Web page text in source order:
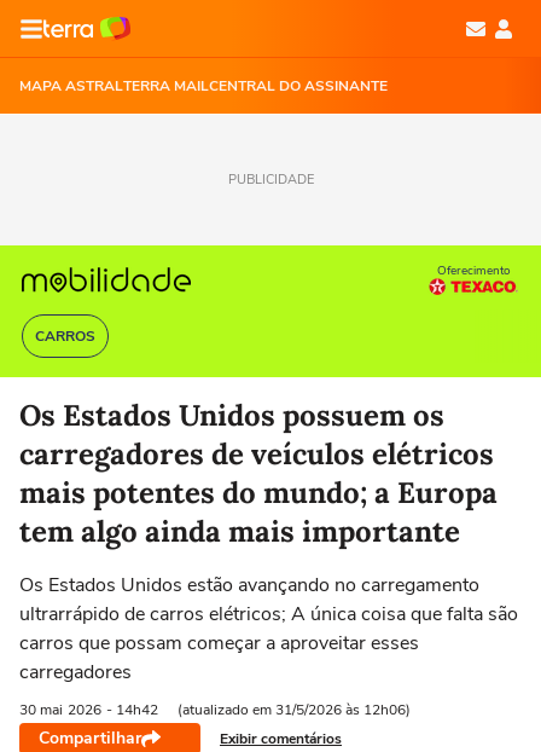
MAPA ASTRALTERRA MAILCENTRAL DO ASSINANTE
PUBLICIDADE
CARROS
Oferecimento
Os Estados Unidos possuem os
carregadores de veículos elétricos
mais potentes do mundo; a Europa
tem algo ainda mais importante
Os Estados Unidos estão avançando no carregamento
ultrarrápido de carros elétricos; A única coisa que falta são
carros que possam começar a aproveitar esses
carregadores
30 mai 2026 - 14h42 (atualizado em 31/5/2026 às 12h06)
Compartilhar Exibir comentários